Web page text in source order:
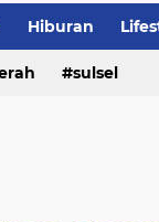
Hiburan
sulsel